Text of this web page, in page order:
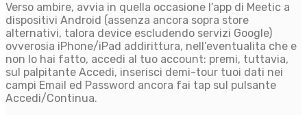
Verso ambire, avvia in quella occasione l’app di Meetic a
dispositivi Android (assenza ancora sopra store
alternativi, talora device escludendo servizi Google)
ovverosia iPhone/iPad addirittura, nell’eventualita che e
non lo hai fatto, accedi al tuo account: premi, tuttavia,
sul palpitante Accedi, inserisci demi-tour tuoi dati nei
campi Email ed Password ancora fai tap sul pulsante
Accedi/Continua.